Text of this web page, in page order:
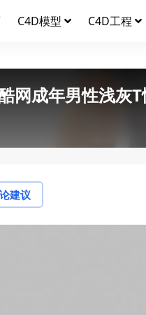
C4D模型 C4D工程
网成年男性浅灰
建议